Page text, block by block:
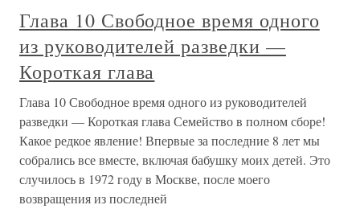
Глава 10 Свободное время одного
из руководителей разведки —
Короткая глава
Глава 10 Свободное время одного из руководителей
разведки — Короткая глава Семейство в полном сборе!
Какое редкое явление! Впервые за последние 8 лет мы
собрались все вместе, включая бабушку моих детей. Это
случилось в 1972 году в Москве, после моего
возвращения из последней